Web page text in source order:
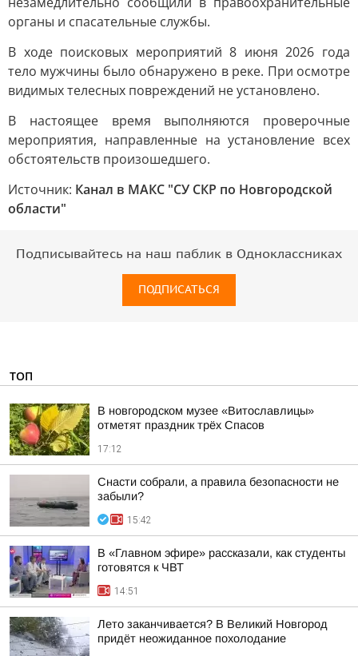
органы и спасательные службы.
В ходе поисковых мероприятий 8 июня 2026 года
тело мужчины было обнаружено в реке. При осмотре
видимых телесных повреждений не установлено.
В настоящее время выполняются проверочные
мероприятия, направленные на установление всех
обстоятельств произошедшего.
Источник: Канал в МАКС "СУ СКР по Новгородской
области"
Подписывайтесь на наш паблик в Одноклассниках
ПОДПИСАТЬСЯ
ТОП
В новгородском музее «Витославлицы»
отметят праздник трёх Спасов
17:12
Снасти собрали, а правила безопасности не
забыли?
15:42
В «Главном эфире» рассказали, как студенты
готовятся к ЧВТ
14:51
Лето заканчивается? В Великий Новгород
придёт неожиданное похолодание